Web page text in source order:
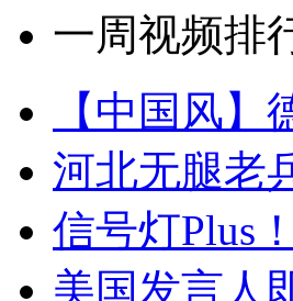
一周视频排
【中国风
河北无腿老
信号灯Plus
美国发言人